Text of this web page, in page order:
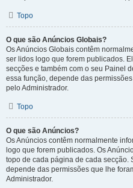
Topo
O que são Anúncios Globais?
Os Anúncios Globais contêm
ser lidos logo que forem publicados.
secções e também com o seu Painel
essa função, depende das
pelo Administrador.
Topo
O que são Anúncios?
Os Anúncios contêm normalmente
logo que forem publicados. Os
topo de cada página de cada secção.
depende das permissões que lhe
Administrador.